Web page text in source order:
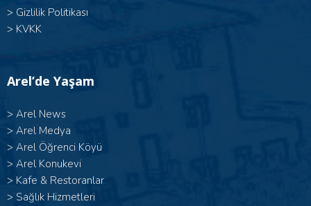
> Gizlilik Politikası
> KVKK
Arel’de Yaşam
> Arel News
> Arel Medya
> Arel Öğrenci Köyü
> Arel Konukevi
> Kafe & Restoranlar
> Sağlık Hizmetleri